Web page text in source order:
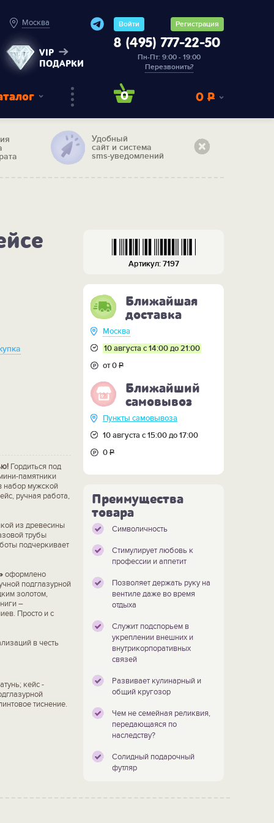
Москва
VIP
ПОДАРКИ
Войти Регистрация
8 (495) 777-22-50
Пн-Пт: 9:00 - 19:00
Перезвонить?
0 0 Р
Удобный
сайт и система
sms-уведомлений
Гордиться под
памятники
набор мужской
ручная работа,
из древесины
трубы
подчеркивает
оформлено
подглазурной
золотом,
–
Просто и с
в честь
кейс -
тиснение.
Артикул: 7197
Ближайшая
доставка
Москва
10 августа с 14:00 до 21:00
от 0Р
Ближайший
самовывоз
Пункты самовывоза
10 августа с 15:00 до 17:00
0Р
Преимущества
товара
Символичность
Стимулирует любовь к
профессии и аппетит
Позволяет держать руку на
вентиле даже во время
отдыха
Служит подспорьем в
укреплении внешних и
внутрикорпоративных
связей
Развивает кулинарный и
общий кругозор
Чем не семейная реликвия,
передающаяся по
наследству?
Солидный подарочный
футляр